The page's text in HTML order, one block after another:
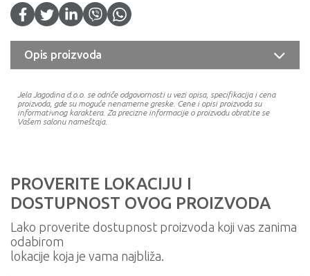
Opis proizvoda
Jela Jagodina d.o.o. se odriče odgovornosti u vezi opisa, specifikacija i cena
proizvoda, gde su moguće nenamerne greske. Cene i opisi proizvoda su
informativnog karaktera. Za precizne informacije o proizvodu obratite se
Vašem salonu nameštaja.
PROVERITE LOKACIJU I
DOSTUPNOST OVOG PROIZVODA
Lako proverite dostupnost proizvoda koji vas zanima
odabirom
lokacije koja je vama najbliža.